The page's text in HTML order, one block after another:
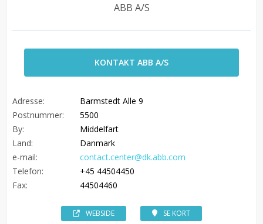
ABB A/S
KONTAKT ABB A/S
Adresse:
Barmstedt Alle 9
Postnummer:
5500
By:
Middelfart
Land:
Danmark
e-mail:
contact.center@dk.abb.com
Telefon:
+45 44504450
Fax:
44504460
WEBSIDE SE KORT